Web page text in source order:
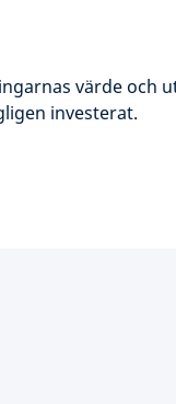
värde och
investerat.